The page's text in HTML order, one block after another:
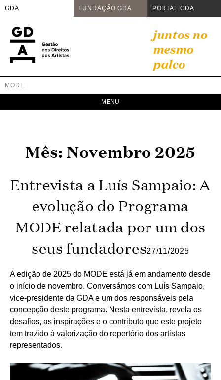
GDA FUNDAÇÃO GDA PORTAL GDA
content
juntos no
mesmo
palco
GDA
Juntos no mesmo palco
MODE
Mês: Novembro 2025
Entrevista a Luís Sampaio: A
evolução do Programa
MODE relatada por um dos
seus fundadores27/11/2025
A edição de 2025 do MODE está já em andamento desde
o início de novembro. Conversámos com Luís Sampaio,
vice-presidente da GDA e um dos responsáveis pela
concepção deste programa. Nesta entrevista, revela os
desafios, as inspirações e o contributo que este projeto
tem trazido à valorização do repertório dos artistas
representados.